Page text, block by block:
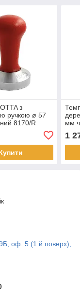
з
ручкою ø 57
8170/R
мм
1
оф. 5 (1 й поверх),